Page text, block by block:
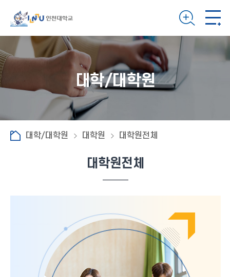
대학/대학원
대학/대학원 대학원 대학원전체
대학원전체